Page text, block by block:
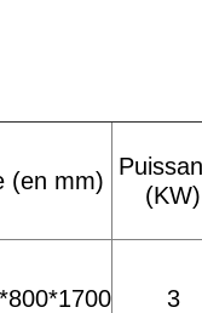
(en mm)
(KW)
3